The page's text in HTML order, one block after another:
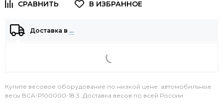
Доставка в …
Купите весовое оборудование по низкой цене: автомобильные
весы ВСА-Р100000-18.3. Доставка весов по всей России.